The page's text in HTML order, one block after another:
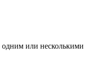
или несколькими